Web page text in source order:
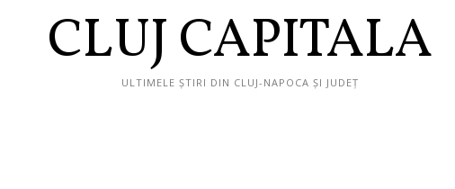
CLUJ CAPITALA
ULTIMELE ȘTIRI DIN CLUJ-NAPOCA ȘI JUDEȚ